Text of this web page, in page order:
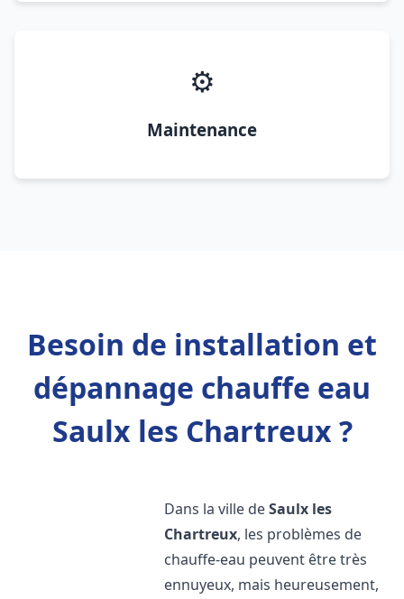
⚙️
Maintenance
Besoin de installation et
dépannage chauffe eau
Saulx les Chartreux ?
Dans la ville deSaulx les
Chartreux, les problèmes de
chauffe-eau peuvent être très
ennuyeux, mais heureusement,